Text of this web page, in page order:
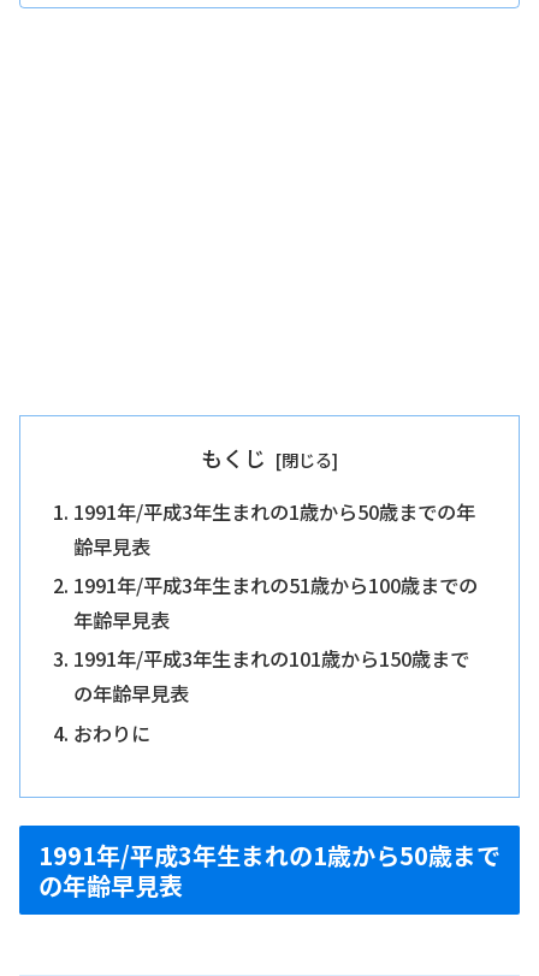
もくじ
1991年/平成3年生まれの1歳から50歳までの年
齢早見表
1991年/平成3年生まれの51歳から100歳までの
年齢早見表
1991年/平成3年生まれの101歳から150歳まで
の年齢早見表
おわりに
1991年/平成3年生まれの1歳から50歳まで
の年齢早見表